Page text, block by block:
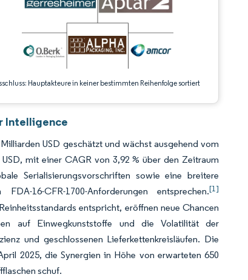
Hauptakteure in keiner bestimmten Reihenfolge sortiert
Intelligence
USD geschätzt und wächst ausgehend vom
mit einer CAGR von 3,92 % über den Zeitraum
Serialisierungsvorschriften sowie eine breitere
16-CFR-1700-Anforderungen entsprechen.[1]
entspricht, eröffnen neue Chancen
auf Einwegkunststoffe und die Volatilität der
und geschlossenen Lieferkettenkreisläufen. Die
2025, die Synergien in Höhe von erwarteten 650
schuf.